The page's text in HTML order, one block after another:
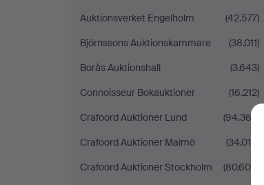
Auktionsverket Engelholm
(42.577)
Björnssons Auktionskammare
(38.011)
Borås Auktionshall
(3.643)
Connoisseur Bokauktioner
(16.212)
Crafoord Auktioner Lund
(94.362)
Crafoord Auktioner Malmö
(34.010)
Crafoord Auktioner Stockholm
(80.604)